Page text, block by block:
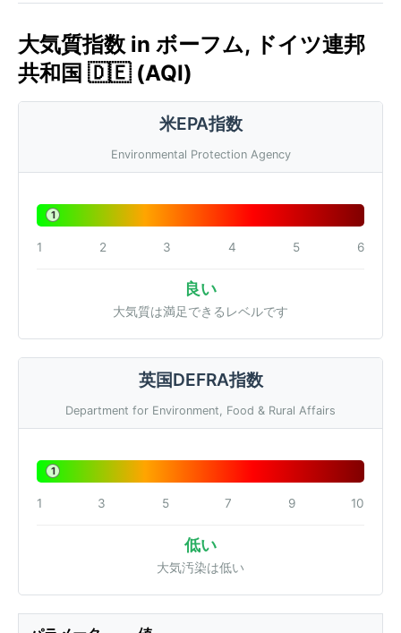
大気質指数 in ボーフム, ドイツ連邦
共和国 🇩🇪 (AQI)
米EPA指数
Environmental Protection Agency
1
1 2 3 4 5 6
良い
大気質は満足できるレベルです
英国DEFRA指数
Department for Environment, Food & Rural Affairs
1
1 3 5 7 9 10
低い
大気汚染は低い